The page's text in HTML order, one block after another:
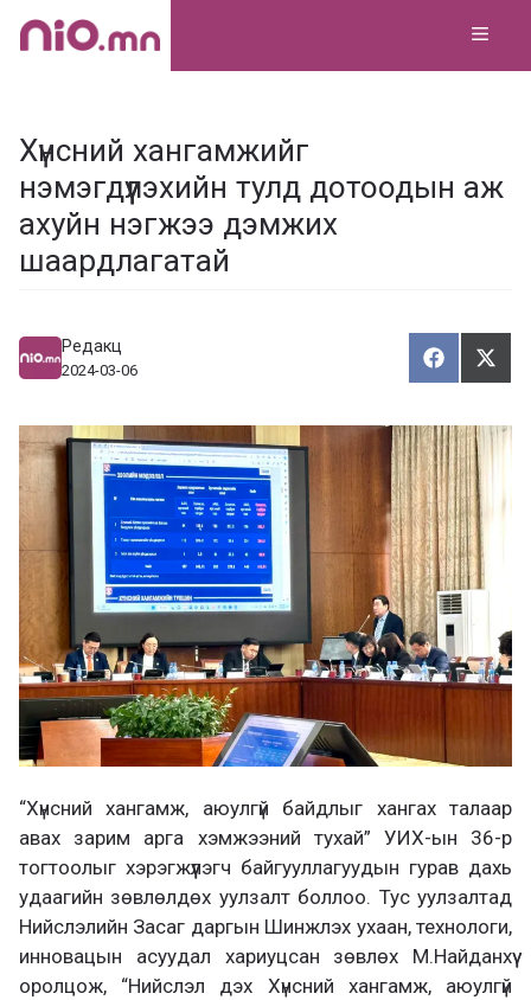
Skip
Хүнсний хангамжийг
нэмэгдүүлэхийн тулд дотоодын аж
ахуйн нэгжээ дэмжих
шаардлагатай
Редакц
2024-03-06
Х
у
а
а
л
ц
а
х
Т
э
э
“Хүнсний хангамж, аюулгүй байдлыг хангах талаар
авах зарим арга хэмжээний тухай” УИХ-ын 36-р
тогтоолыг хэрэгжүүлэгч байгууллагуудын гурав дахь
удаагийн зөвлөлдөх уулзалт боллоо. Тус уулзалтад
Нийслэлийн Засаг даргын Шинжлэх ухаан, технологи,
инновацын асуудал хариуцсан зөвлөх M.Найданхүү
оролцож, “Нийслэл дэх Хүнсний хангамж, аюулгүй